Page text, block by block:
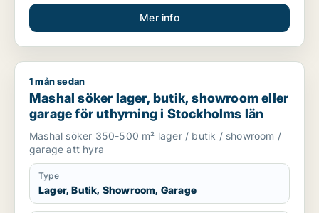
Mer info
Mashal söker lager, butik, showroom eller garage för
1 mån sedan
Mashal söker lager, butik, showroom eller
garage för uthyrning i Stockholms län
Mashal söker 350-500 m² lager / butik / showroom /
garage att hyra
Type
Lager, Butik, Showroom, Garage